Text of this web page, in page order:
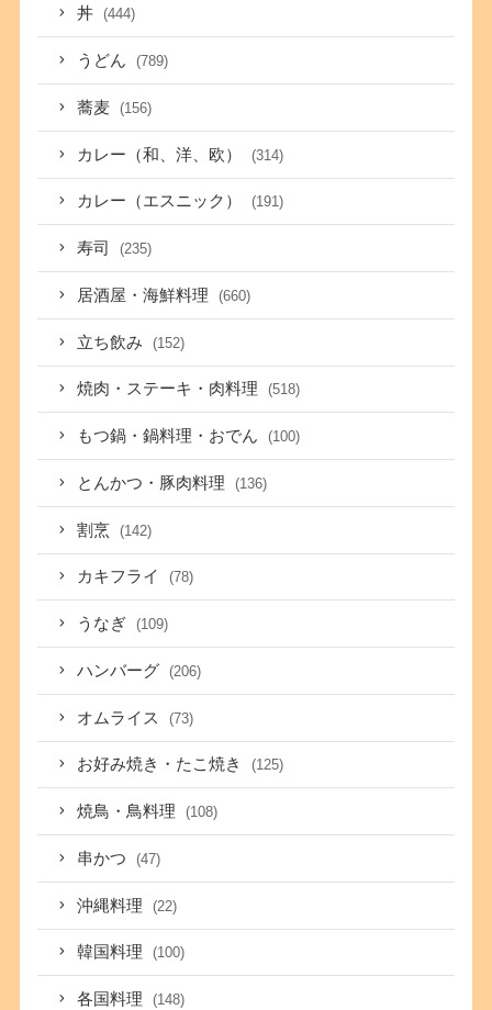
丼 (444)
うどん (789)
蕎麦 (156)
カレー（和、洋、欧） (314)
カレー（エスニック） (191)
寿司 (235)
居酒屋・海鮮料理 (660)
立ち飲み (152)
焼肉・ステーキ・肉料理 (518)
もつ鍋・鍋料理・おでん (100)
とんかつ・豚肉料理 (136)
割烹 (142)
カキフライ (78)
うなぎ (109)
ハンバーグ (206)
オムライス (73)
お好み焼き・たこ焼き (125)
焼鳥・鳥料理 (108)
串かつ (47)
沖縄料理 (22)
韓国料理 (100)
各国料理 (148)